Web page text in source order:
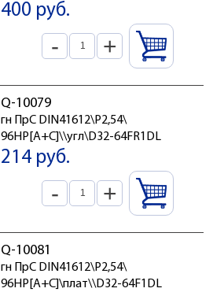
400 руб.
- +
Q-10079
гн ПрС DIN41612\P2,54\
96HP[A+C]\\угл\D32-64FR1DL
214 руб.
- +
Q-10081
гн ПрС DIN41612\P2,54\
96HP[A+C]\плат\\D32-64F1DL